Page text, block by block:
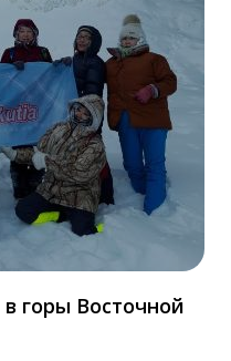
горы Восточной